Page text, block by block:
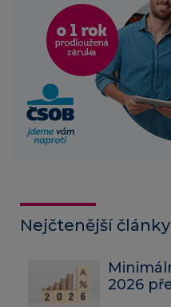
Nejčtenější články
2026